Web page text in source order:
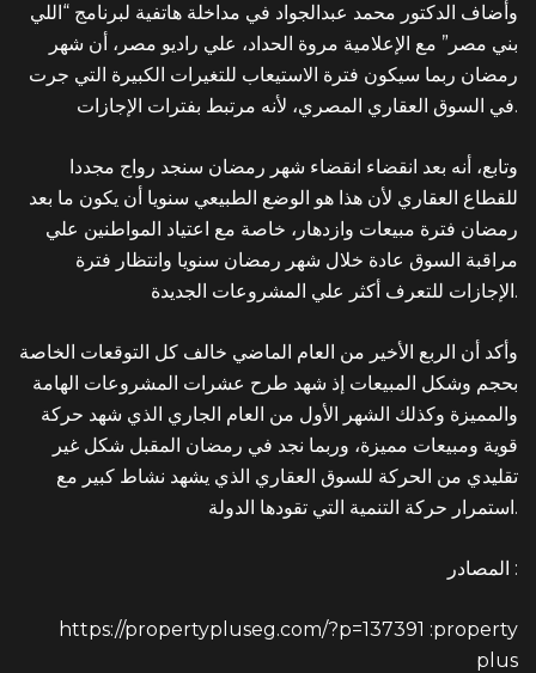
وأضاف الدكتور محمد عبدالجواد في مداخلة هاتفية لبرنامج “اللي
بني مصر” مع الإعلامية مروة الحداد، علي راديو مصر، أن شهر
رمضان ربما سيكون فترة الاستيعاب للتغيرات الكبيرة التي جرت
في السوق العقاري المصري، لأنه مرتبط بفترات الإجازات.
وتابع، أنه بعد انقضاء انقضاء شهر رمضان سنجد رواج مجددا
للقطاع العقاري لأن هذا هو الوضع الطبيعي سنويا أن يكون ما بعد
رمضان فترة مبيعات وازدهار، خاصة مع اعتياد المواطنين علي
مراقبة السوق عادة خلال شهر رمضان سنويا وانتظار فترة
الإجازات للتعرف أكثر علي المشروعات الجديدة.
وأكد أن الربع الأخير من العام الماضي خالف كل التوقعات الخاصة
بحجم وشكل المبيعات إذ شهد طرح عشرات المشروعات الهامة
والمميزة وكذلك الشهر الأول من العام الجاري الذي شهد حركة
قوية ومبيعات مميزة، وربما نجد في رمضان المقبل شكل غير
تقليدي من الحركة للسوق العقاري الذي يشهد نشاط كبير مع
استمرار حركة التنمية التي تقودها الدولة.
المصادر :
https://propertypluseg.com/?p=137391 :property
plus